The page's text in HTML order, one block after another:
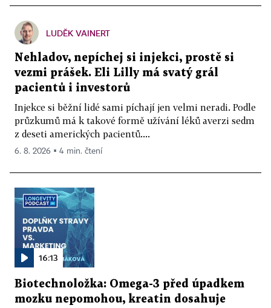
LUDĚK VAINERT
Nehladov, nepíchej si injekci, prostě si
vezmi prášek. Eli Lilly má svatý grál
pacientů i investorů
Injekce si běžní lidé sami píchají jen velmi neradi. Podle
průzkumů má k takové formě užívání léků averzi sedm
z deseti amerických pacientů....
6. 8. 2026 ▪ 4 min. čtení
16:13
Biotechnoložka: Omega-3 před úpadkem
mozku nepomohou, kreatin dosahuje